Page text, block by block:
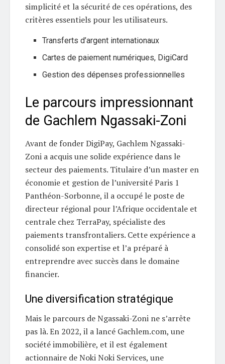
simplicité et la sécurité de ces opérations, des
critères essentiels pour les utilisateurs.
Transferts d’argent internationaux
Cartes de paiement numériques, DigiCard
Gestion des dépenses professionnelles
Le parcours impressionnant
de Gachlem Ngassaki-Zoni
Avant de fonder DigiPay, Gachlem Ngassaki-
Zoni a acquis une solide expérience dans le
secteur des paiements. Titulaire d’un master en
économie et gestion de l’université Paris 1
Panthéon-Sorbonne, il a occupé le poste de
directeur régional pour l’Afrique occidentale et
centrale chez TerraPay, spécialiste des
paiements transfrontaliers. Cette expérience a
consolidé son expertise et l’a préparé à
entreprendre avec succès dans le domaine
financier.
Une diversification stratégique
Mais le parcours de Ngassaki-Zoni ne s’arrête
pas là. En 2022, il a lancé Gachlem.com, une
société immobilière, et il est également
actionnaire de Noki Noki Services, une